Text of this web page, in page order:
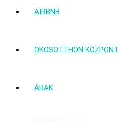
AIRBNB
OKOSOTTHON KÖZPONT
ÁRAK